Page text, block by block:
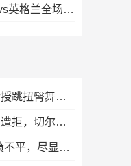
07月12日世界杯1/4决赛挪威vs英格兰全场录像
年起时期的夏奇拉向别人传授跳扭臀舞的秘诀
天空体育：巴萨追逐罗德里遭拒，切尔西给恩佐开价1.2亿英镑
山鸡哥❗️陈小春聊世界杯愤愤不平，尽显球迷本色